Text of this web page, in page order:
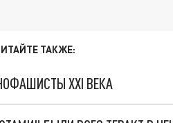
ТАКЖЕ:
XXI ВЕКА